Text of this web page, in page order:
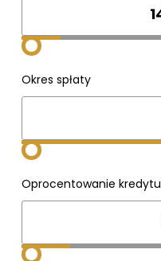
Okres spłaty
Oprocentowanie kredytu